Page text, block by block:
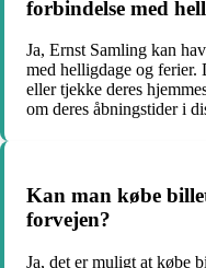
forbindelse med
Ja, Ernst Samling kan
med helligdage og ferier.
eller tjekke deres
om deres åbningstider i
Kan man købe
forvejen?
Ja, det er muligt at købe